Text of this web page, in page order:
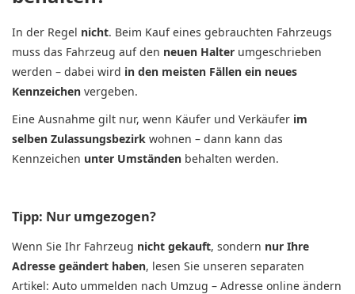
In der Regel nicht. Beim Kauf eines gebrauchten Fahrzeugs
muss das Fahrzeug auf den neuen Halter umgeschrieben
werden – dabei wird in den meisten Fällen ein neues
Kennzeichen vergeben.
Eine Ausnahme gilt nur, wenn Käufer und Verkäufer im
selben Zulassungsbezirk wohnen – dann kann das
Kennzeichen unter Umständen behalten werden.
Tipp: Nur umgezogen?
Wenn Sie Ihr Fahrzeug nicht gekauft, sondern nur Ihre
Adresse geändert haben, lesen Sie unseren separaten
Artikel: Auto ummelden nach Umzug – Adresse online ändern